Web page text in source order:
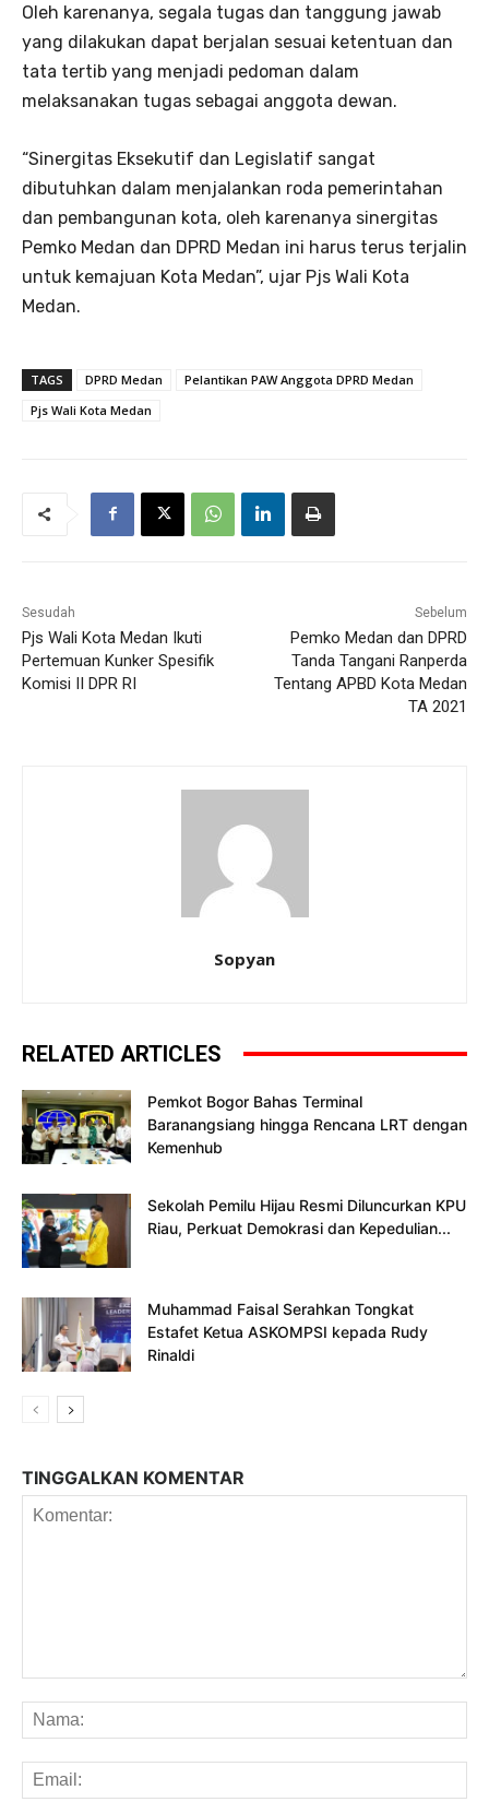
Oleh karenanya, segala tugas dan tanggung jawab
yang dilakukan dapat berjalan sesuai ketentuan dan
tata tertib yang menjadi pedoman dalam
melaksanakan tugas sebagai anggota dewan.
“Sinergitas Eksekutif dan Legislatif sangat
dibutuhkan dalam menjalankan roda pemerintahan
dan pembangunan kota, oleh karenanya sinergitas
Pemko Medan dan DPRD Medan ini harus terus terjalin
untuk kemajuan Kota Medan”, ujar Pjs Wali Kota
Medan.
TAGS DPRD Medan
Pelantikan PAW Anggota DPRD Medan
Pjs Wali Kota Medan
Sesudah
Pjs Wali Kota Medan Ikuti
Pertemuan Kunker Spesifik
Komisi II DPR RI
Sebelum
Pemko Medan dan DPRD
Tanda Tangani Ranperda
Tentang APBD Kota Medan
TA 2021
Sopyan
RELATED ARTICLES
Pemkot Bogor Bahas Terminal
Baranangsiang hingga Rencana LRT dengan
Kemenhub
Sekolah Pemilu Hijau Resmi Diluncurkan KPU
Riau, Perkuat Demokrasi dan Kepedulian...
Muhammad Faisal Serahkan Tongkat
Estafet Ketua ASKOMPSI kepada Rudy
Rinaldi
TINGGALKAN KOMENTAR